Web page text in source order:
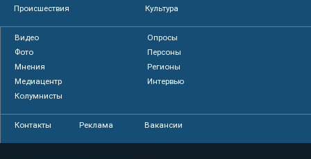
Происшествия
Культура
Видео
Опросы
Фото
Персоны
Мнения
Регионы
Медиацентр
Интервью
Колумнисты
Контакты Реклама Вакансии